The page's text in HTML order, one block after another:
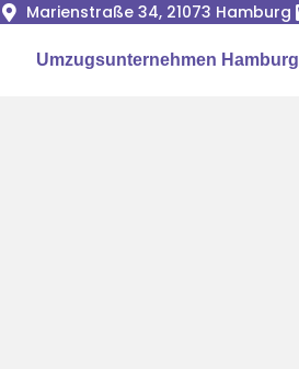
Marienstraße 34, 21073 Hamburg
Umzugsunternehmen Hamburg